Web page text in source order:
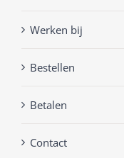
Werken bij
Bestellen
Betalen
Contact